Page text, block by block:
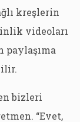
kreşlerin
videoları
paylaşıma
bizleri
“Evet,